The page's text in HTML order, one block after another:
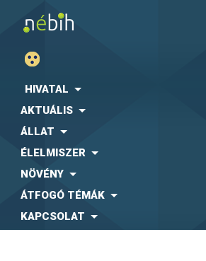
HIVATAL
AKTUÁLIS
ÁLLAT
ÉLELMISZER
NÖVÉNY
ÁTFOGÓ TÉMÁK
KAPCSOLAT